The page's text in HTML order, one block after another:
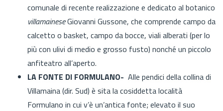
comunale di recente realizzazione e dedicato al botanico
villamaineseGiovanni Gussone, che comprende campo da
calcetto o basket, campo da bocce, viali alberati (per lo
più con ulivi di medio e grosso fusto) nonché un piccolo
anfiteatro all’aperto.
LA FONTE DI FORMULANO- Alle pendici della collina di
Villamaina (dir. Sud) è sita la cosiddetta località
Formulano in cui v’è un’antica fonte; elevato il suo